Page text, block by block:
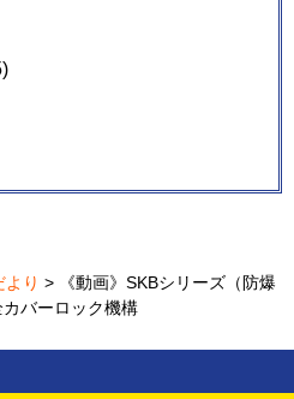
より > 《動画》SKBシリーズ（防爆
バーロック機構